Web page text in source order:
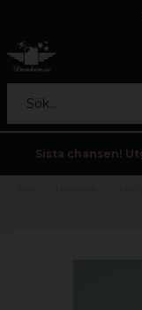
Sök...
Sista chansen!